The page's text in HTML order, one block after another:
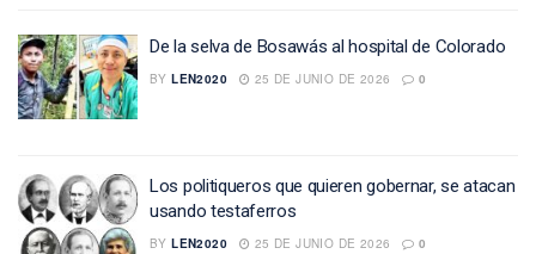
De la selva de Bosawás al hospital de Colorado
BY LEN2020 25 DE JUNIO DE 2026 0
Los politiqueros que quieren gobernar, se atacan
usando testaferros
BY LEN2020 25 DE JUNIO DE 2026 0